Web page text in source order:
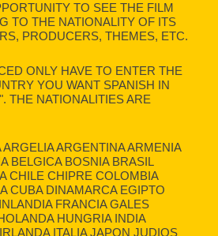
TO SEE THE FILM
TO THE NATIONALITY OF ITS
PRODUCERS, THEMES, ETC.
ONLY HAVE TO ENTER THE
YOU WANT SPANISH IN
THE NATIONALITIES ARE
ARGENTINA ARMENIA
BELGICA BOSNIA BRASIL
CHILE CHIPRE COLOMBIA
CUBA DINAMARCA EGIPTO
FRANCIA GALES
HUNGRIA INDIA
ITALIA JAPON JUDIOS